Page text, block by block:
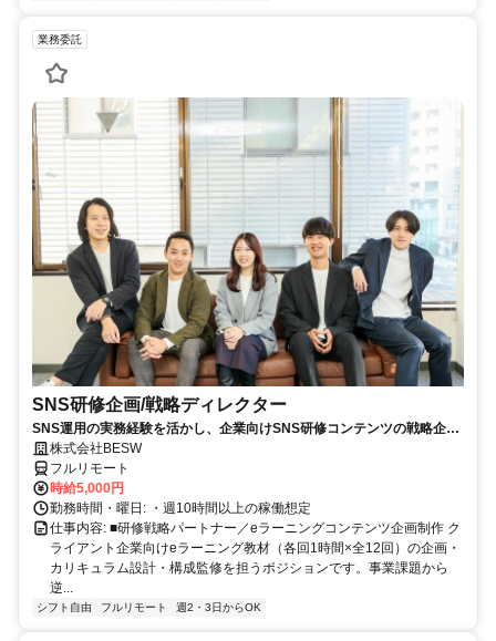
業務委託
SNS研修企画/戦略ディレクター
SNS運用の実務経験を活かし、企業向けSNS研修コンテンツの戦略企
画・カリキュラム設計・監修を担う上流ポジションです。
株式会社BESW
フルリモート
時給5,000円
勤務時間・曜日: ・週10時間以上の稼働想定
仕事内容: ■研修戦略パートナー／eラーニングコンテンツ企画制作 ク
ライアント企業向けeラーニング教材（各回1時間×全12回）の企画・
カリキュラム設計・構成監修を担うポジションです。事業課題から
逆...
シフト自由 フルリモート 週2・3日からOK